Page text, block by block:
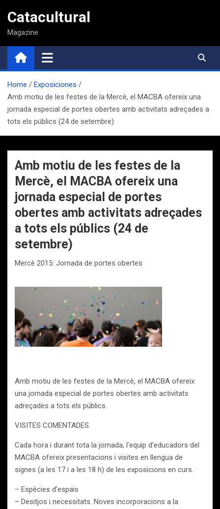
contenido
Catacultural
Magazine
Home
Exposiciones
Amb motiu de les festes de la Mercè, el MACBA ofereix una
jornada especial de portes obertes amb activitats adreçades a
tots els públics (24 de setembre)
Amb motiu de les festes de la
Mercè, el MACBA ofereix una
jornada especial de portes
obertes amb activitats adreçades
a tots els públics (24 de
setembre)
Mercè 2015: Jornada de portes obertes
Amb motiu de les festes de la Mercè, el MACBA ofereix
una jornada especial de portes obertes amb activitats
adreçades a tots els públics.
VISITES COMENTADES
Cada hora i durant tota la jornada, l’equip d’educadors del
MACBA ofereix presentacions i visites en llengua de
signes (a les 17 i a les 18 h) de les exposicions en curs.
– Espècies d’espais
– Desitjos i necessitats. Noves incorporacions a la